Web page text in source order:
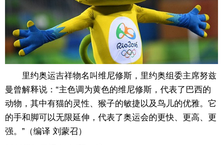
里约奥运吉祥物名叫维尼修斯，里约奥组委主席努兹
曼曾解释说：“主色调为黄色的维尼修斯，代表了巴西的
动物，其中有猫的灵性、猴子的敏捷以及鸟儿的优雅。它
的手和脚可以无限延伸，代表了奥运会的更快、更高、更
强。”（编译 刘蒙召）